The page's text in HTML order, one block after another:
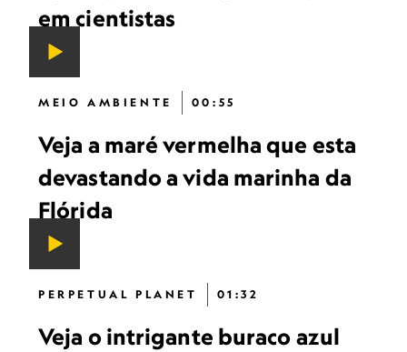
em cientistas
MEIO AMBIENTE 00:55
Veja a maré vermelha que esta
devastando a vida marinha da
Flórida
PERPETUAL PLANET 01:32
Veja o intrigante buraco azul